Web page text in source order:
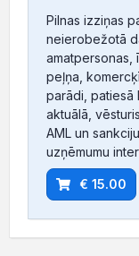
Pilnas izziņas
neierobežotā
amatpersonas,
peļņa,
parādi, patiesā
aktuālā,
AML un
uzņēmumu
€ 15.00